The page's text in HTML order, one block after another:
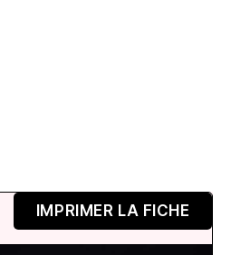
IMPRIMER LA FICHE